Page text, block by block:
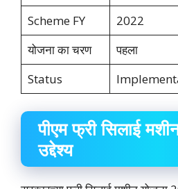
Scheme FY
2022
योजना का चरण
पहला
Status
पीएम फ्री सिलाई
उद्देश्य